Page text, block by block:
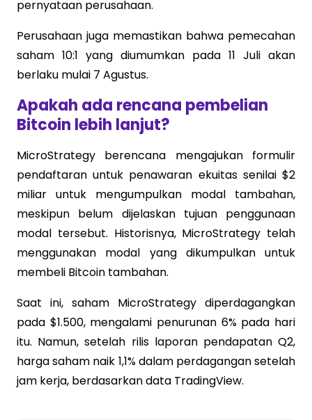
pernyataan perusahaan.
Perusahaan juga memastikan bahwa pemecahan
saham 10:1 yang diumumkan pada 11 Juli akan
berlaku mulai 7 Agustus.
Apakah ada rencana pembelian
Bitcoin lebih lanjut?
MicroStrategy berencana mengajukan formulir
pendaftaran untuk penawaran ekuitas senilai $2
miliar untuk mengumpulkan modal tambahan,
meskipun belum dijelaskan tujuan penggunaan
modal tersebut. Historisnya, MicroStrategy telah
menggunakan modal yang dikumpulkan untuk
membeli Bitcoin tambahan.
Saat ini, saham MicroStrategy diperdagangkan
pada $1.500, mengalami penurunan 6% pada hari
itu. Namun, setelah rilis laporan pendapatan Q2,
harga saham naik 1,1% dalam perdagangan setelah
jam kerja, berdasarkan data TradingView.